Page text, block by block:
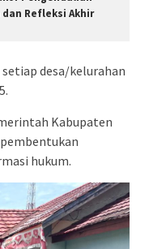
Refleksi Akhir
desa/kelurahan
Kabupaten
hukum.